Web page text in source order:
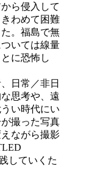
ら侵入して
わめて困難
。福島で無
いては線量
に恐怖し
日常／非日
思考や、遠
い時代にい
撮った写真
ながら撮影
していくた